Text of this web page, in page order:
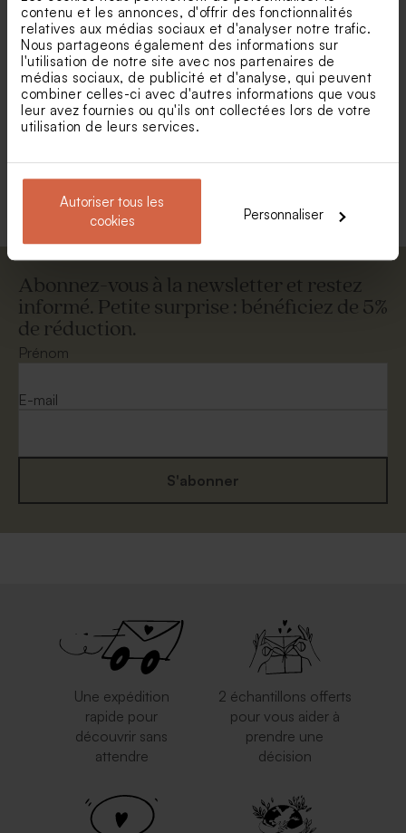
contenu et les annonces, d'offrir des fonctionnalités
relatives aux médias sociaux et d'analyser notre trafic.
Nous partageons également des informations sur
l'utilisation de notre site avec nos partenaires de
médias sociaux, de publicité et d'analyse, qui peuvent
combiner celles-ci avec d'autres informations que vous
leur avez fournies ou qu'ils ont collectées lors de votre
utilisation de leurs services.
Autoriser tous les
cookies
Personnaliser
Etiquette plexi ronde -
Cadeau invité
Diffuseur de parfum en
verre
Bougie en verre et liège
Voir +
Abonnez-vous à la newsletter et restez
informé. Petite surprise : bénéficiez de 5%
de réduction.
Prénom
E-mail
S'abonner
Une expédition
rapide pour
découvrir sans
attendre
2 échantillons offerts
pour vous aider à
prendre une
décision